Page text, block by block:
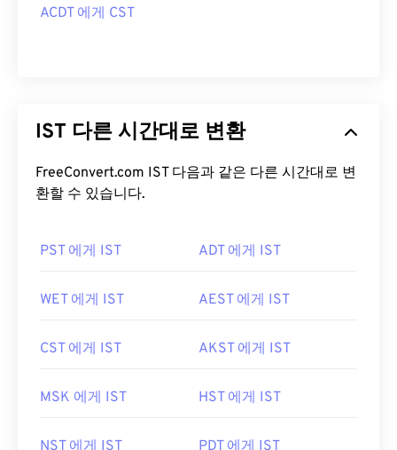
ACDT 에게 CST
IST 다른 시간대로 변환
FreeConvert.com IST 다음과 같은 다른 시간대로 변
환할 수 있습니다.
PST 에게 IST ADT 에게 IST
WET 에게 IST AEST 에게 IST
CST 에게 IST AKST 에게 IST
MSK 에게 IST HST 에게 IST
NST 에게 IST PDT 에게 IST